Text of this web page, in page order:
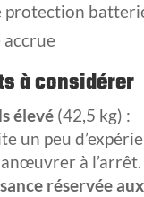
protection
à considérer
élevé(42,5 kg) :
un peu
à l’arrêt.
réservée